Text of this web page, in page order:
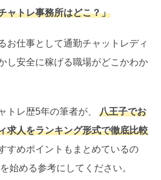
ャトレ事務所はどこ？」
お仕事として通勤チャットレディ
し安全に稼げる職場がどこかわか
トレ歴5年の筆者が、 八王子でお
求人をランキング形式で徹底比較
すめポイントもまとめているの
始める参考にしてください。